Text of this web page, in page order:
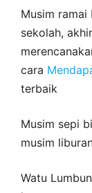
Musim
sekolah,
cara
terbaik
Musim sepi
musim
Watu